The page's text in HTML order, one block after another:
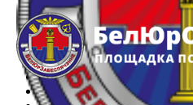
Главная
Арестованное имущество
Реестр несостоявшихся
Реестр переоценок
Частное имущество
Государственное